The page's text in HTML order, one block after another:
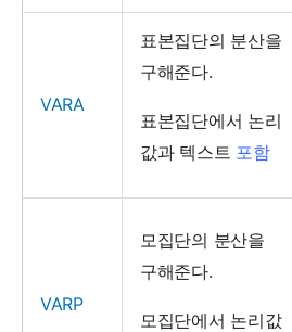
VARA
표본집단의 분산을
구해준다.
표본집단에서 논리
값과 텍스트 포함
VARP
모집단의 분산을
구해준다.
모집단에서 논리값